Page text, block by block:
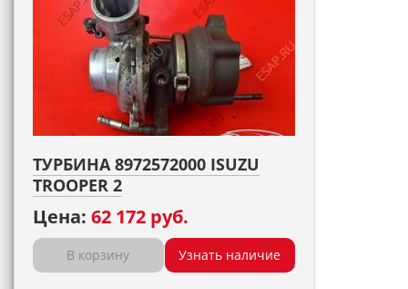
ТУРБИНА 8972572000 ISUZU
TROOPER 2
Цена: 62 172 руб.
В корзину Узнать наличие